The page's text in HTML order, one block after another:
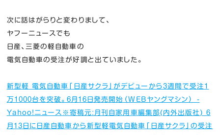
次に話はがらりと変わりまして、
ヤフーニュースでも
日産、三菱の軽自動車の
電気自動車の受注が好調と出ていました。
新型軽 電気自動車「日産サクラ」がデビューから3週間で受注1
万1000台を突破。6月16日発売開始（WEBヤングマシン） -
Yahoo!ニュース ※寄稿元:月刊自家用車編集部(内外出版社) 6
月13日に日産自動車から新型軽電気自動車「日産サクラ」の受注